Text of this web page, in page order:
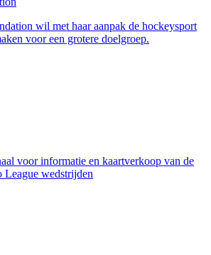
wil met haar aanpak de hockeysport
voor een grotere doelgroep.
voor informatie en kaartverkoop van de
wedstrijden